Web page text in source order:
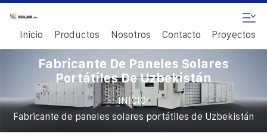
Inicio Productos Nosotros Contacto Proyectos
Fabricante De Paneles Solares
Portátiles De Uzbekistán
INICIO/
Fabricante de paneles solares portátiles de Uzbekistán